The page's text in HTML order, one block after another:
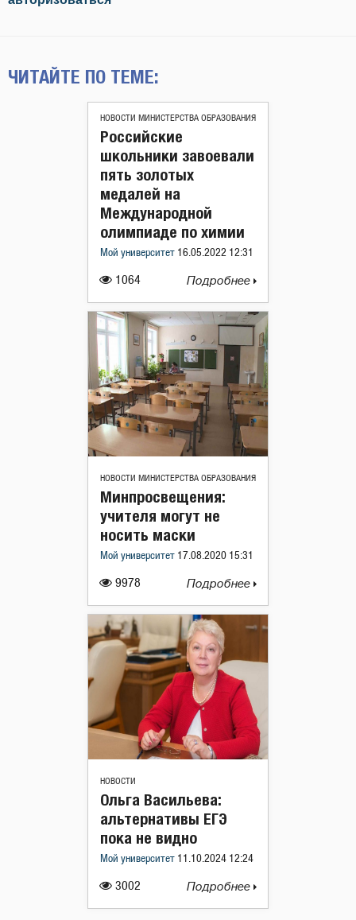
ЧИТАЙТЕ ПО ТЕМЕ:
НОВОСТИ МИНИСТЕРСТВА ОБРАЗОВАНИЯ
1064
Российские
школьники завоевали
пять золотых
медалей на
Международной
олимпиаде по химии
Мой университет 16.05.2022 12:31
Подробнее
НОВОСТИ МИНИСТЕРСТВА ОБРАЗОВАНИЯ
9978
Минпросвещения:
учителя могут не
носить маски
Мой университет 17.08.2020 15:31
Подробнее
НОВОСТИ
3002
Ольга Васильева:
альтернативы ЕГЭ
пока не видно
Мой университет 11.10.2024 12:24
Подробнее